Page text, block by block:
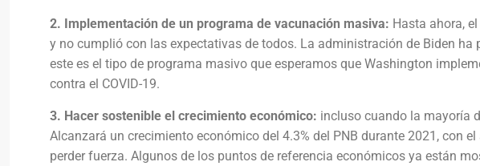
2. Implementación de un programa de vacunación masiva: Hasta ahora,
y no cumplió con las expectativas de todos. La administración de Biden
este es el tipo de programa masivo que esperamos que Washington
contra el COVID-19.
3. Hacer sostenible el crecimiento económico: incluso cuando la mayoría
Alcanzará un crecimiento económico del 4.3% del PNB durante 2021, con
perder fuerza. Algunos de los puntos de referencia económicos ya están